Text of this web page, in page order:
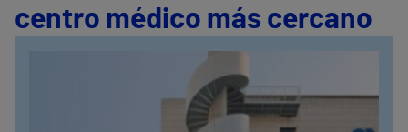
centro médico más cercano